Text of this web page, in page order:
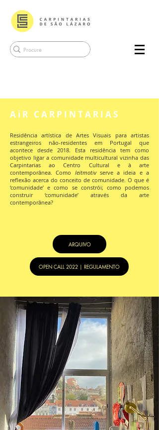
A i R C A R P I N T A R I A S
Residência artística de Artes Visuais para artistas
estrangeiros não-residentes em Portugal que
acontece desde 2018. Esta residência tem como
objetivo ligar a comunidade multicultural vizinha das
Carpintarias ao Centro Cultural e à arte
contemporânea. Como leitmotivserve a ideia e a
reflexão acerca do conceito de comunidade. O que é
‘comunidade’ e como se constrói; como podemos
construir ‘comunidade’ através da arte
contemporânea?
ARQUIVO
OPEN CALL 2022 | REGULAMENTO